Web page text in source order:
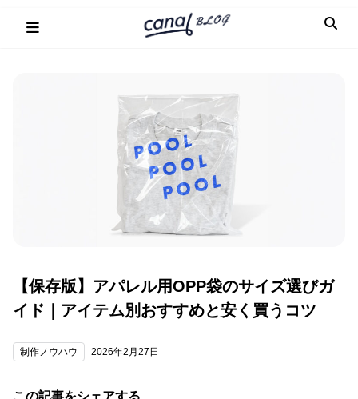
【保存版】アパレル用OPP袋のサイズ選びガ
イド｜アイテム別おすすめと安く買うコツ
制作ノウハウ 2026年2月27日
この記事をシェアする